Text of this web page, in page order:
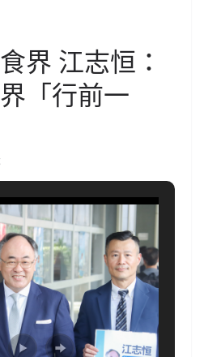
界 江志恒：
「行前一